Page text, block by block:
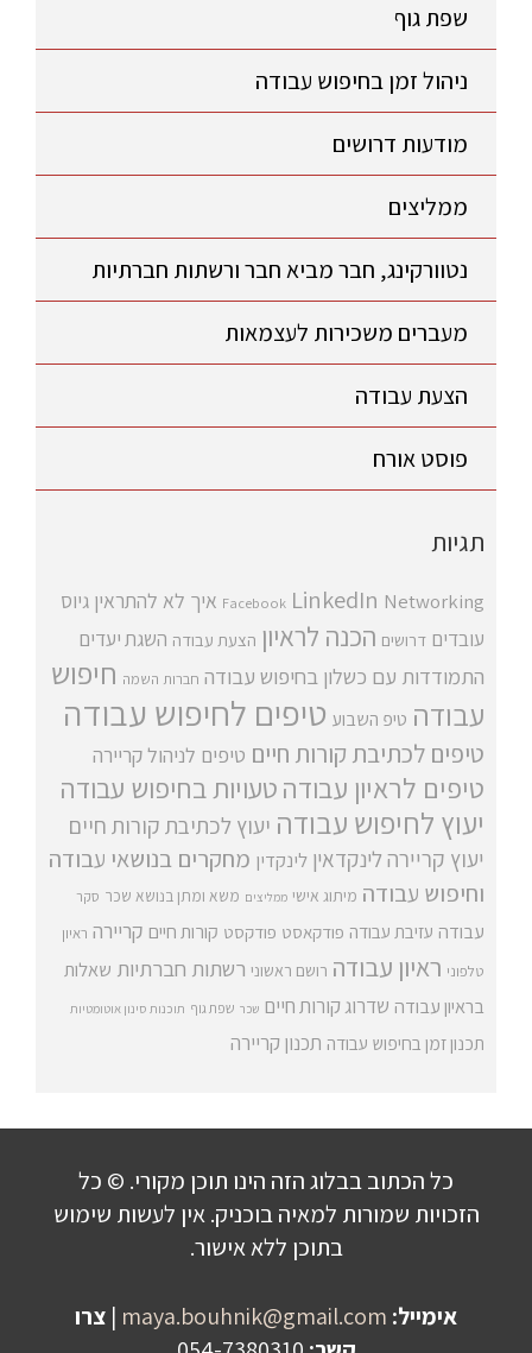
שפת גוף
ניהול זמן בחיפוש עבודה
מודעות דרושים
ממליצים
נטוורקינג, חבר מביא חבר ורשתות חברתיות
מעברים משכירות לעצמאות
הצעת עבודה
פוסט אורח
תגיות
Facebook LinkedIn Networking איך לא להתראין גיוס
עובדים דרושים הכנה לראיון הצעת עבודה השגת יעדים
התמודדות עם כשלון בחיפוש עבודה חברות השמה חיפוש
עבודה טיפ השבוע טיפים לחיפוש עבודה
טיפים לכתיבת קורות חיים טיפים לניהול קריירה
טיפים לראיון עבודהטעויות בחיפוש עבודה
יעוץ לחיפוש עבודה יעוץ לכתיבת קורות חיים
יעוץ קריירה לינקדאין לינקדין מחקרים בנושאי עבודה
וחיפוש עבודה מיתוג אישי ממליצים משא ומתן בנושא שכר סקר
עבודה עזיבת עבודה פודקאסט פודקסט קורות חיים קריירה ראיון
טלפוני ראיון עבודה רושם ראשוני רשתות חברתיות שאלות
בראיון עבודה שדרוג קורות חיים שכר שפת גוף תוכנות סינון אוטומטיות
תכנון זמן בחיפוש עבודה תכנון קריירה
כל הכתוב בבלוג הזה הינו תוכן מקורי. © כל
הזכויות שמורות למאיה בוכניק. אין לעשות שימוש
בתוכן ללא אישור.
אימייל: maya.bouhnik@gmail.com
| צרו